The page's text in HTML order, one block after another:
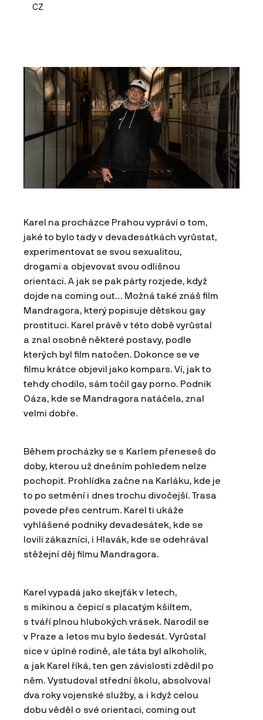
CZ
Karel na procházce Prahou vypráví o tom,
jaké to bylo tady v devadesátkách vyrůstat,
experimentovat se svou sexualitou,
drogami a objevovat svou odlišnou
orientaci. A jak se pak párty rozjede, když
dojde na coming out… Možná také znáš film
Mandragora, který popisuje dětskou gay
prostituci. Karel právě v této době vyrůstal
a znal osobně některé postavy, podle
kterých byl film natočen. Dokonce se ve
filmu krátce objevil jako kompars. Ví, jak to
tehdy chodilo, sám točil gay porno. Podnik
Oáza, kde se Mandragora natáčela, znal
velmi dobře.
Během procházky se s Karlem přeneseš do
doby, kterou už dnešním pohledem nelze
pochopit. Prohlídka začne na Karláku, kde je
to po setmění i dnes trochu divočejší. Trasa
povede přes centrum. Karel ti ukáže
vyhlášené podniky devadesátek, kde se
lovili zákazníci, i Hlavák, kde se odehrával
stěžejní děj filmu Mandragora.
Karel vypadá jako skejťák v letech,
s mikinou a čepicí s placatým kšiltem,
s tváří plnou hlubokých vrásek. Narodil se
v Praze a letos mu bylo šedesát. Vyrůstal
sice v úplné rodině, ale táta byl alkoholik,
a jak Karel říká, ten gen závislosti zdědil po
něm. Vystudoval střední školu, absolvoval
dva roky vojenské služby, a i když celou
dobu věděl o své orientaci, coming out